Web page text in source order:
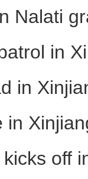
好风景喜
Nalati
in
in
in
off